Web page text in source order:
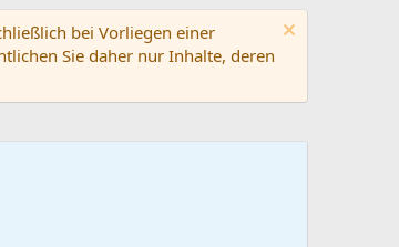
bei Vorliegen einer
Sie daher nur Inhalte, deren